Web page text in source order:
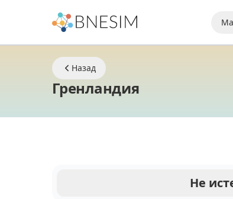
Назад
ГренландияeSIM |
Не